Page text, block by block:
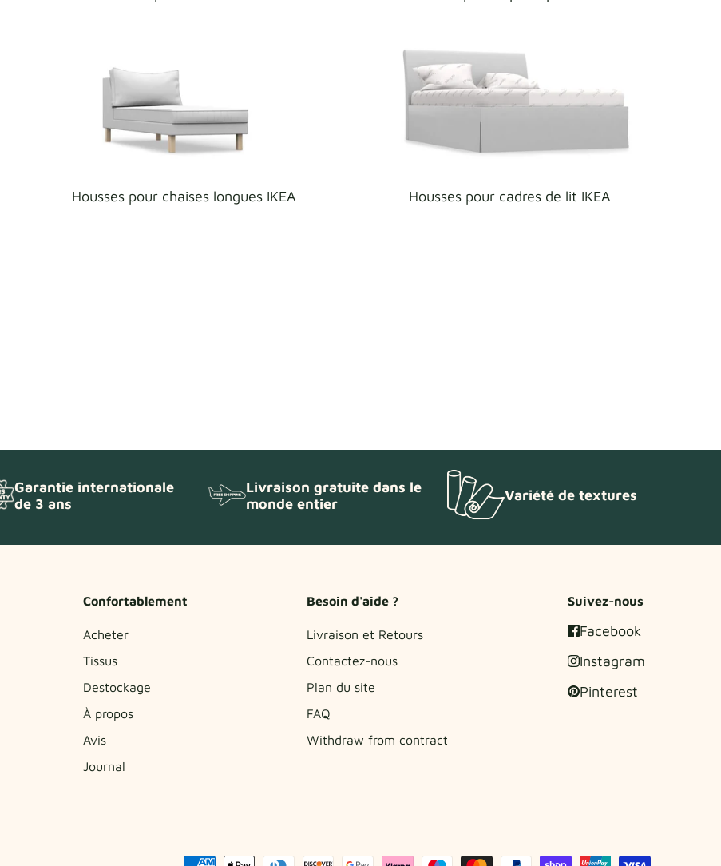
Housses pour chaises longues IKEA Housses pour cadres de lit IKEA
Garantie internationale
de 3 ans
Livraison gratuite dans le
monde entier
Variété de textures
Confortablement
Acheter
Tissus
Destockage
À propos
Avis
Journal
Besoin d'aide ?
Livraison et Retours
Contactez-nous
Plan du site
FAQ
Withdraw from contract
Suivez-nous
Facebook
Instagram
Pinterest